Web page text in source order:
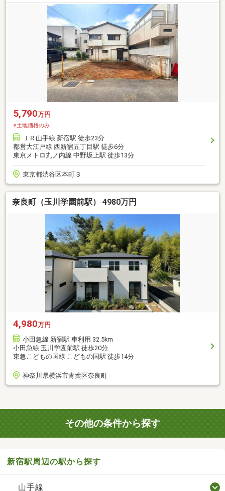
5,790万円
※土地価格のみ
ＪＲ山手線 新宿駅 徒歩23分
都営大江戸線 西新宿五丁目駅 徒歩6分
東京メトロ丸ノ内線 中野坂上駅 徒歩13分
東京都渋谷区本町３
奈良町（玉川学園前駅） 4980万円
4,980万円
小田急線 新宿駅 車利用 32.5km
小田急線 玉川学園前駅 徒歩20分
東急こどもの国線 こどもの国駅 徒歩14分
神奈川県横浜市青葉区奈良町
その他の条件から探す
新宿駅周辺の駅から探す
山手線